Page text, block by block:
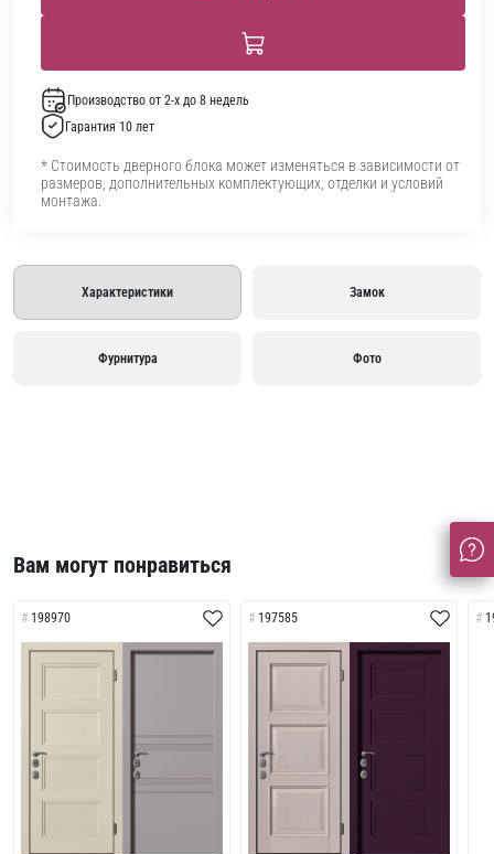
Производство от 2-х до 8 недель
Гарантия 10 лет
* Стоимость дверного блока может изменяться в зависимости от
размеров, дополнительных комплектующих, отделки и условий
монтажа.
Характеристики Замок
Фурнитура Фото
Вам могут понравиться
198970 197585